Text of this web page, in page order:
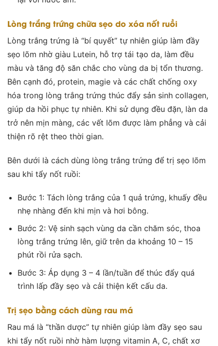
Lòng trắng trứng chữa sẹo do xóa nốt ruồi
Lòng trắng trứng là “bí quyết” tự nhiên giúp làm đầy
sẹo lõm nhờ giàu Lutein, hỗ trợ tái tạo da, làm đều
màu và tăng độ săn chắc cho vùng da bị tổn thương.
Bên cạnh đó, protein, magie và các chất chống oxy
hóa trong lòng trắng trứng thúc đẩy sản sinh collagen,
giúp da hồi phục tự nhiên. Khi sử dụng đều đặn, làn da
trở nên mịn màng, các vết lõm được làm phẳng và cải
thiện rõ rệt theo thời gian.
Bên dưới là cách dùng lòng trắng trứng để trị sẹo lõm
sau khi tẩy nốt ruồi:
Bước 1: Tách lòng trắng của 1 quả trứng, khuấy đều
nhẹ nhàng đến khi mịn và hơi bông.
Bước 2: Vệ sinh sạch vùng da cần chăm sóc, thoa
lòng trắng trứng lên, giữ trên da khoảng 10 – 15
phút rồi rửa sạch.
Bước 3: Áp dụng 3 – 4 lần/tuần để thúc đẩy quá
trình lấp đầy sẹo và cải thiện kết cấu da.
Trị sẹo bằng cách dùng rau má
Rau má là “thần dược” tự nhiên giúp làm đầy sẹo sau
khi tẩy nốt ruồi nhờ hàm lượng vitamin A, C, chất xơ